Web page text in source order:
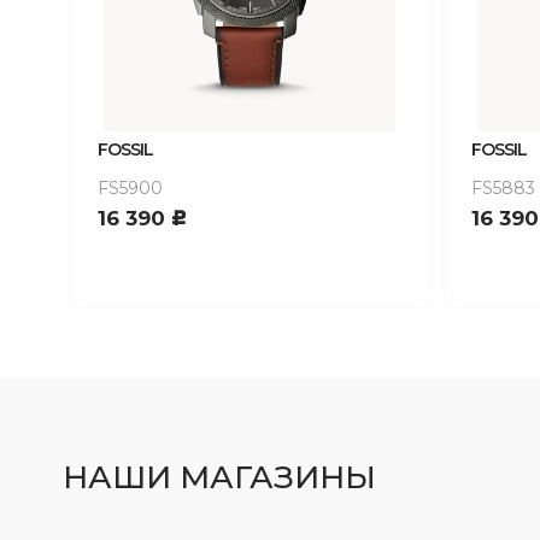
FOSSIL
FS5900
16 390 c
FOSSIL
FS5883
16
НАШИ МАГАЗИНЫ